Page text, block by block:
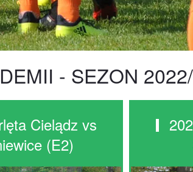
- SEZON
Cielądz vs
(E2)